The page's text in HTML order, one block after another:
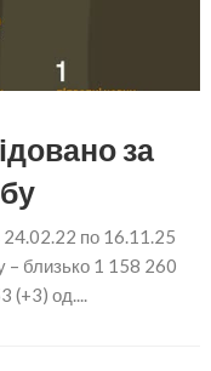
за
24.02.22 по 16.11.25
– близько 1 158 260
(+3) од....